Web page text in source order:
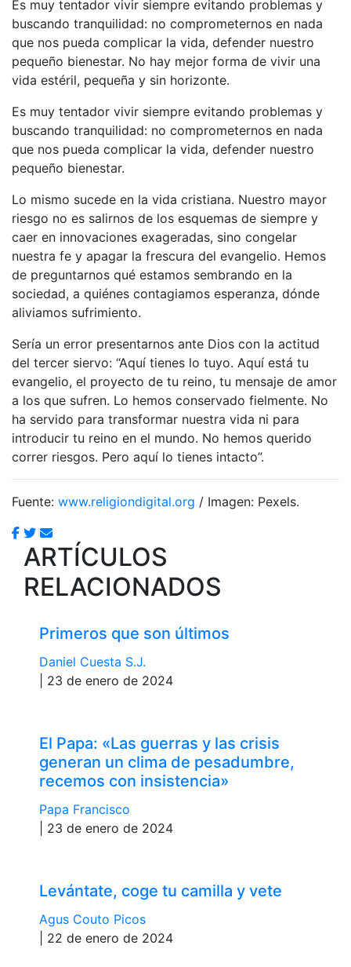
Es muy tentador vivir siempre evitando problemas y
buscando tranquilidad: no comprometernos en nada
que nos pueda complicar la vida, defender nuestro
pequeño bienestar. No hay mejor forma de vivir una
vida estéril, pequeña y sin horizonte.
Es muy tentador vivir siempre evitando problemas y
buscando tranquilidad: no comprometernos en nada
que nos pueda complicar la vida, defender nuestro
pequeño bienestar.
Lo mismo sucede en la vida cristiana. Nuestro mayor
riesgo no es salirnos de los esquemas de siempre y
caer en innovaciones exageradas, sino congelar
nuestra fe y apagar la frescura del evangelio. Hemos
de preguntarnos qué estamos sembrando en la
sociedad, a quiénes contagiamos esperanza, dónde
aliviamos sufrimiento.
Sería un error presentarnos ante Dios con la actitud
del tercer siervo: “Aquí tienes lo tuyo. Aquí está tu
evangelio, el proyecto de tu reino, tu mensaje de amor
a los que sufren. Lo hemos conservado fielmente. No
ha servido para transformar nuestra vida ni para
introducir tu reino en el mundo. No hemos querido
correr riesgos. Pero aquí lo tienes intacto”.
Fuente: www.religiondigital.org / Imagen: Pexels.
ARTÍCULOS
RELACIONADOS
Primeros que son últimos
Daniel Cuesta S.J.
| 23 de enero de 2024
El Papa: «Las guerras y las crisis
generan un clima de pesadumbre,
recemos con insistencia»
Papa Francisco
| 23 de enero de 2024
Levántate, coge tu camilla y vete
Agus Couto Picos
| 22 de enero de 2024